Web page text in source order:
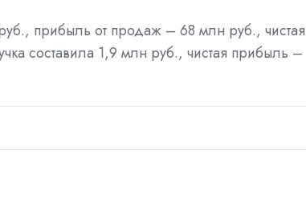
прибыль от продаж – 68 млн руб., чистая
составила 1,9 млн руб., чистая прибыль –